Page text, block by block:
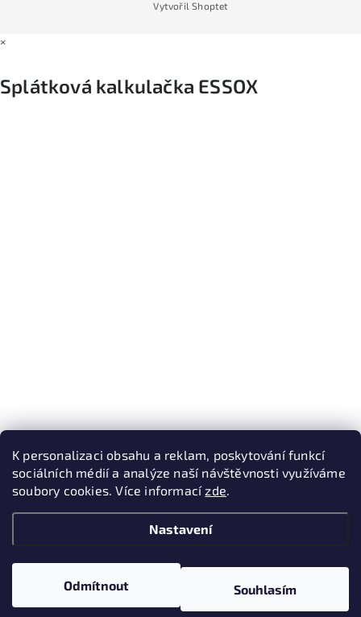
K personalizaci obsahu a reklam, poskytování funkcí
sociálních médií a analýze naší návštěvnosti využíváme
soubory cookies. Více informacízde.
Nastavení
Odmítnout Souhlasím
Vytvořil Shoptet
×
Splátková kalkulačka ESSOX